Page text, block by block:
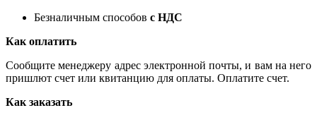
Безналичным способов с НДС
Как оплатить
Сообщите менеджеру адрес электронной почты, и вам на него
пришлют счет или квитанцию для оплаты. Оплатите счет.
Как заказать